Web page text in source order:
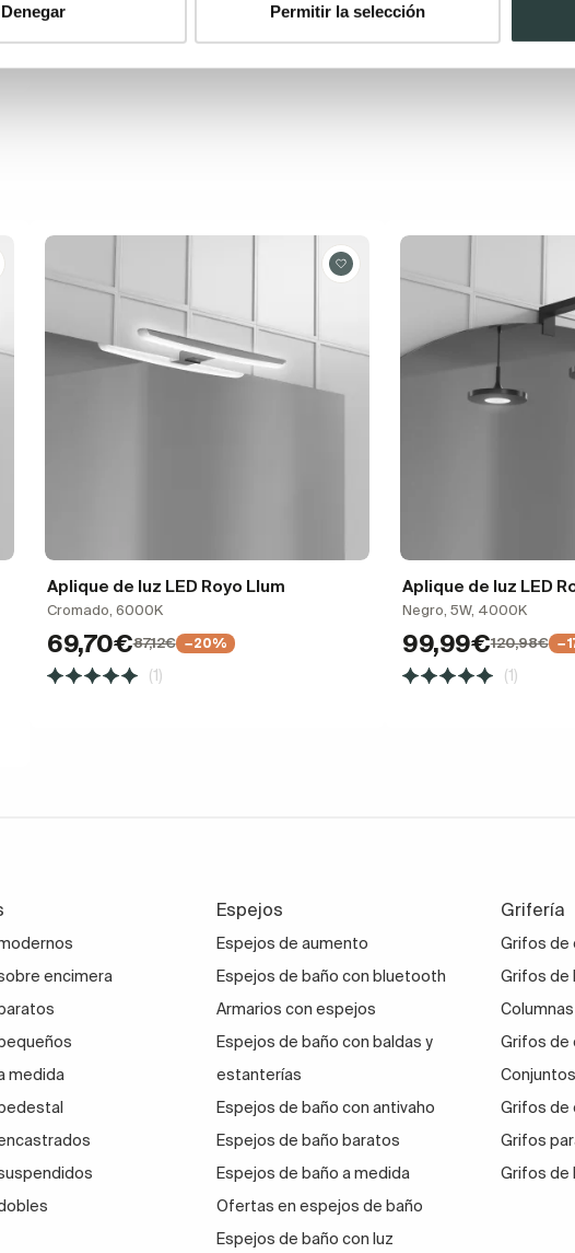
Denegar Permitir la selección
Aplique de luz LED Royo Llum
Cromado, 6000K
69,70€87,12€ −20%
(1)
Aplique de luz LED
Negro, 5W, 4000K
99,99€120,98€
(1)
encimera
medida
Espejos
Espejos de aumento
Espejos de baño con bluetooth
Armarios con espejos
Espejos de baño con baldas y
estanterías
Espejos de baño con antivaho
Espejos de baño baratos
Espejos de baño a medida
Ofertas en espejos de baño
Espejos de baño con luz
Grifería
Grifos de
Grifos de
Grifos de
Grifos de
Grifos
Grifos de